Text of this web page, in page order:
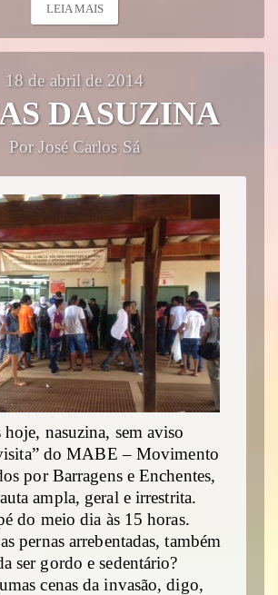
LEIA MAIS
18 de abril de 2014
DASUZINA
Por José Carlos Sá
hoje, nasuzina, sem aviso
do MABE – Movimento
por Barragens e Enchentes,
ampla, geral e irrestrita.
do meio dia às 15 horas.
pernas arrebentadas, também
ser gordo e sedentário?
cenas da invasão, digo,